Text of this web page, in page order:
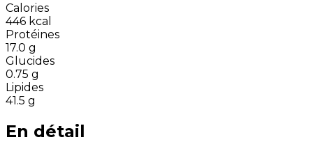
Calories
446 kcal
Protéines
17.0 g
Glucides
0.75 g
Lipides
41.5 g
En détail